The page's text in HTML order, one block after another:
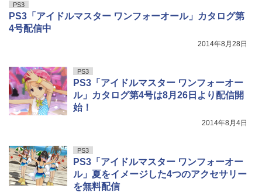
PS3
PS3「アイドルマスター ワンフォーオール」カタログ第
4号配信中
2014年8月28日
PS3
PS3「アイドルマスター ワンフォーオー
ル」カタログ第4号は8月26日より配信開
始！
2014年8月4日
PS3
PS3「アイドルマスター ワンフォーオー
ル」夏をイメージした4つのアクセサリー
を無料配信